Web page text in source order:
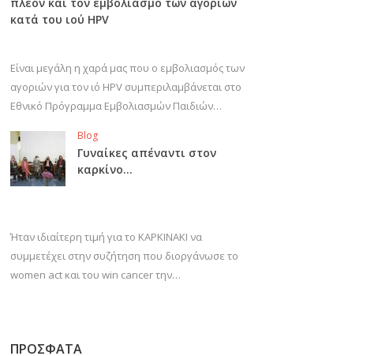
κατά του ιού HPV
Είναι μεγάλη η χαρά μας που ο εμβολιασμός των
αγοριών για τον ιό HPV συμπεριλαμβάνεται στο
Εθνικό Πρόγραμμα Εμβολιασμών Παιδιών…
Blog
Γυναίκες απέναντι στον
καρκίνο…
Ήταν ιδιαίτερη τιμή για το ΚΑΡΚΙΝΑΚΙ να
συμμετέχει στην συζήτηση που διοργάνωσε το
women act και του win cancer την…
ΠΡΟΣΦΑΤΑ